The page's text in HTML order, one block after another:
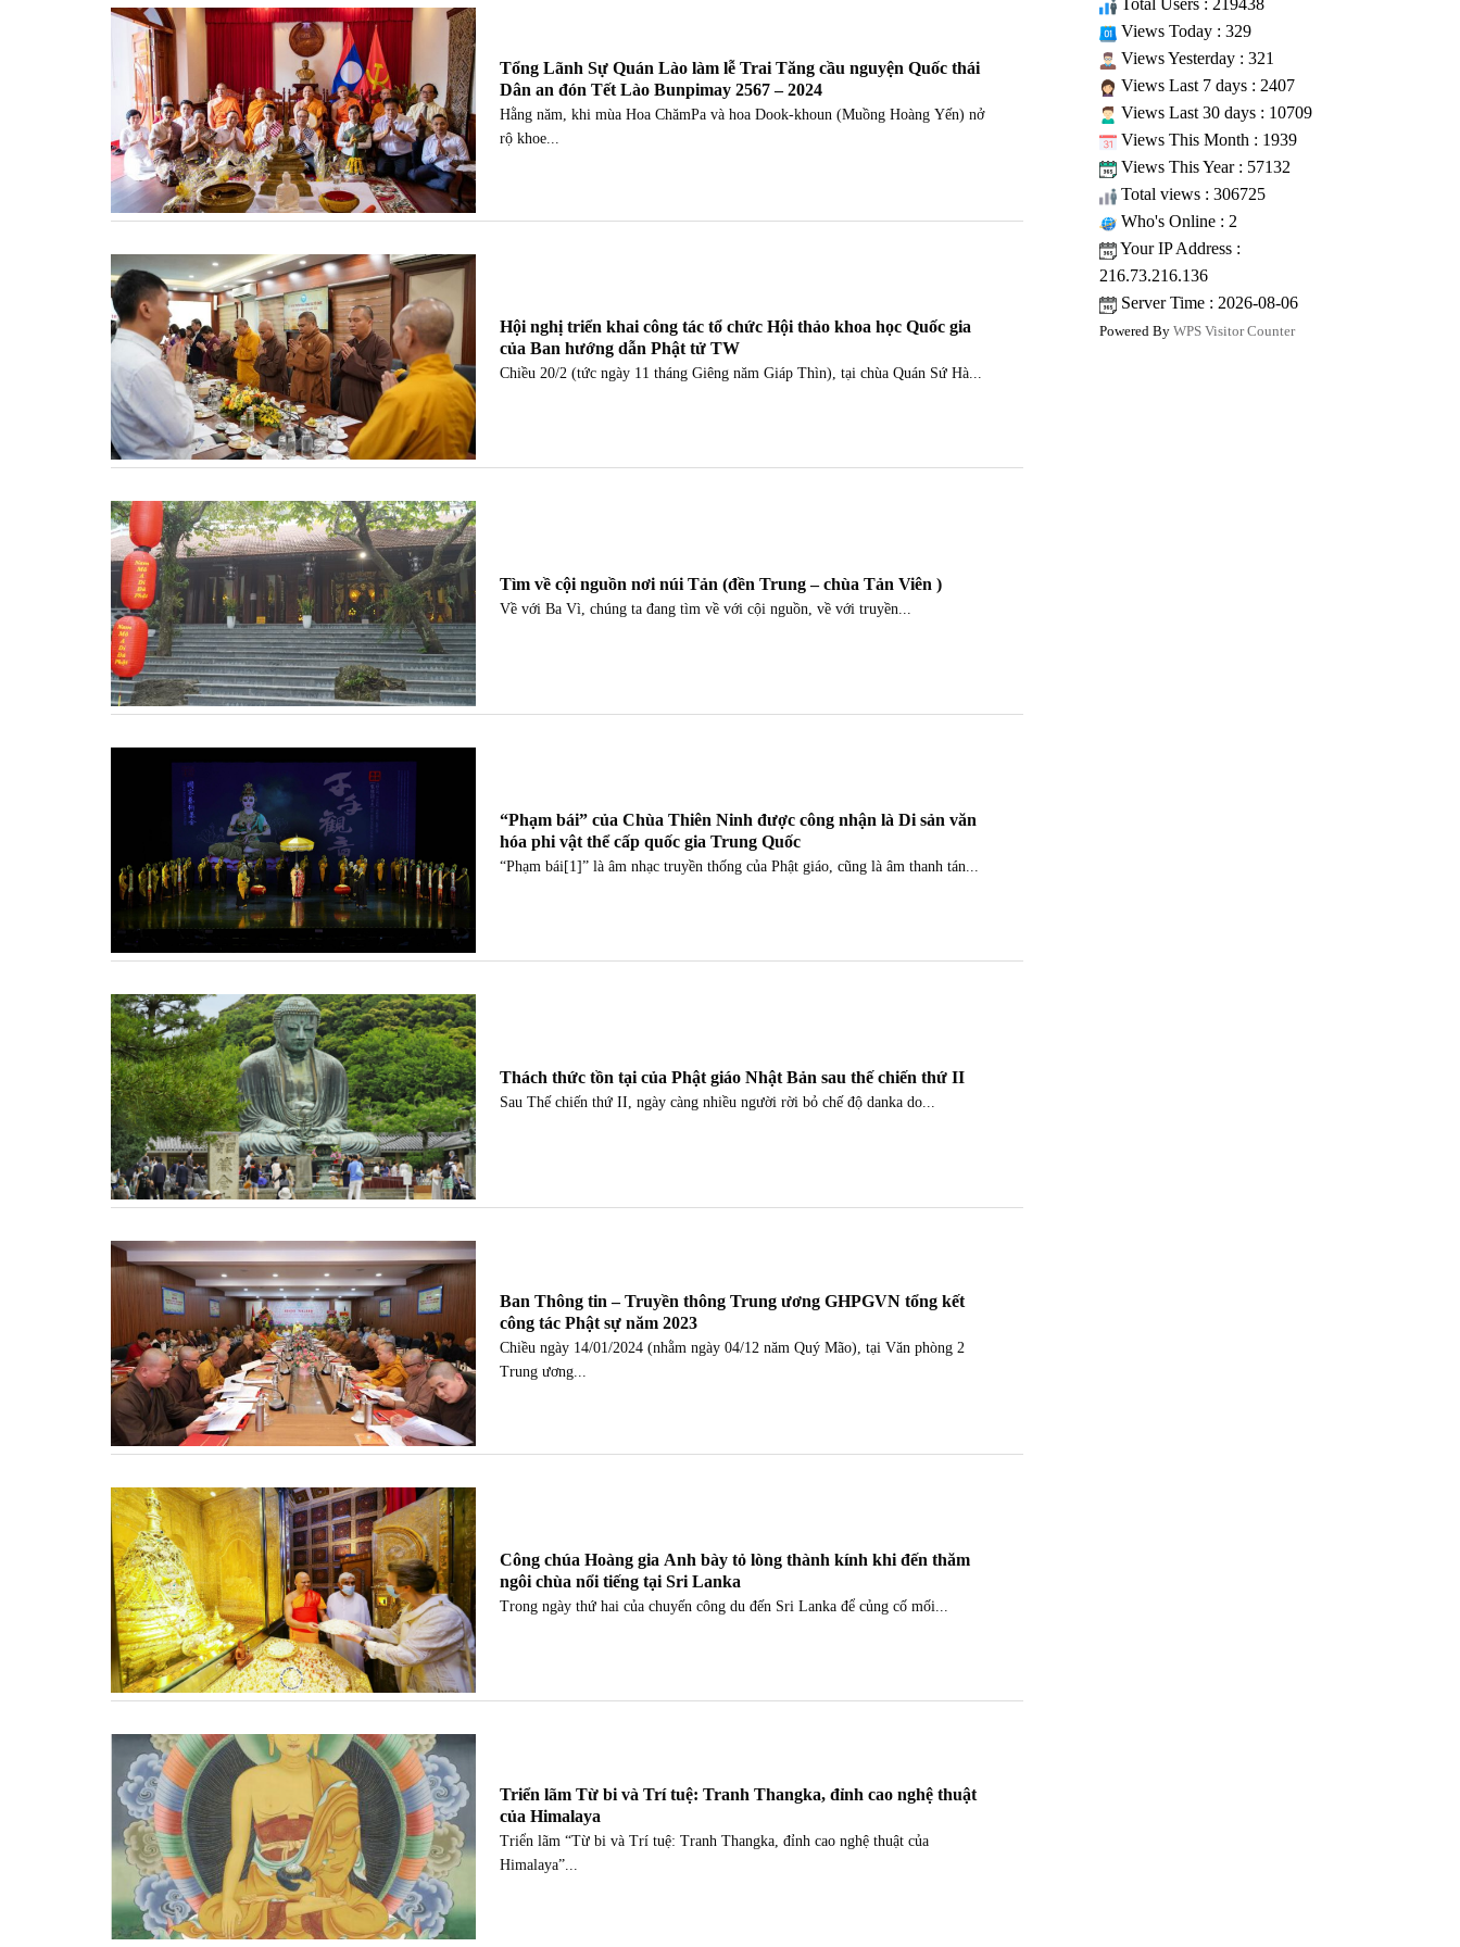
Tổng Lãnh Sự Quán Lào làm lễ Trai Tăng cầu nguyện Quốc thái
Dân an đón Tết Lào Bunpimay 2567 – 2024
Hằng năm, khi mùa Hoa ChămPa và hoa Dook-khoun (Muồng Hoàng Yến) nở
rộ khoe...
Hội nghị triển khai công tác tổ chức Hội thảo khoa học Quốc gia
của Ban hướng dẫn Phật tử TW
Chiều 20/2 (tức ngày 11 tháng Giêng năm Giáp Thìn), tại chùa Quán Sứ Hà...
Tìm về cội nguồn nơi núi Tản (đền Trung – chùa Tản Viên )
Về với Ba Vì, chúng ta đang tìm về với cội nguồn, về với truyền...
“Phạm bái” của Chùa Thiên Ninh được công nhận là Di sản văn
hóa phi vật thể cấp quốc gia Trung Quốc
“Phạm bái[1]” là âm nhạc truyền thống của Phật giáo, cũng là âm thanh tán...
Thách thức tồn tại của Phật giáo Nhật Bản sau thế chiến thứ II
Sau Thế chiến thứ II, ngày càng nhiều người rời bỏ chế độ danka do...
Ban Thông tin – Truyền thông Trung ương GHPGVN tổng kết
công tác Phật sự năm 2023
Chiều ngày 14/01/2024 (nhằm ngày 04/12 năm Quý Mão), tại Văn phòng 2
Trung ương...
Công chúa Hoàng gia Anh bày tỏ lòng thành kính khi đến thăm
ngôi chùa nổi tiếng tại Sri Lanka
Trong ngày thứ hai của chuyến công du đến Sri Lanka để củng cố mối...
Triển lãm Từ bi và Trí tuệ: Tranh Thangka, đỉnh cao nghệ thuật
của Himalaya
Triển lãm “Từ bi và Trí tuệ: Tranh Thangka, đỉnh cao nghệ thuật của
Himalaya”...
Total Users : 219438
Views Today : 329
Views Yesterday : 321
Views Last 7 days : 2407
Views Last 30 days : 10709
Views This Month : 1939
Views This Year : 57132
Total views : 306725
Who's Online : 2
Your IP Address :
216.73.216.136
Server Time : 2026-08-06
Powered By WPS Visitor Counter